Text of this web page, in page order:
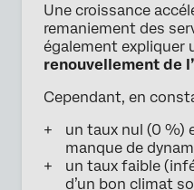
Une croissance
remaniement des
également expliquer
renouvellement de
Cependant, en
un taux nul (0 %)
manque de
un taux faible
d’un bon climat